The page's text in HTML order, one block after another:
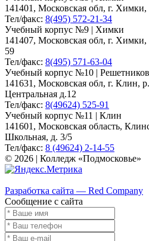
141401, Московская обл, г. Химки,
Тел/факс: 8(495) 572-21-34
Учебный корпус №9 | Химки
141407, Московская обл, г.
59
Тел/факс: 8(495) 571-63-04
Учебный корпус №10 |
141631, Московская обл, г. Клин,
Центральная д.12
Тел/факс: 8(49624) 525-91
Учебный корпус №11 | Клин
141601, Московская область,
Школьная, д. 3/5
Тел/факс: 8 (49624) 2-14-55
© 2026 | Колледж «Подмосковье»
Разработка сайта — Red Company
Сообщение с сайта